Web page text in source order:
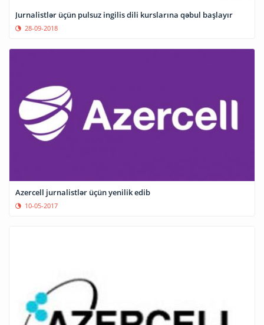
Jurnalistlər üçün pulsuz ingilis dili kurslarına qəbul başlayır
28-09-2018
Azercell jurnalistlər üçün yenilik edib
10-05-2017